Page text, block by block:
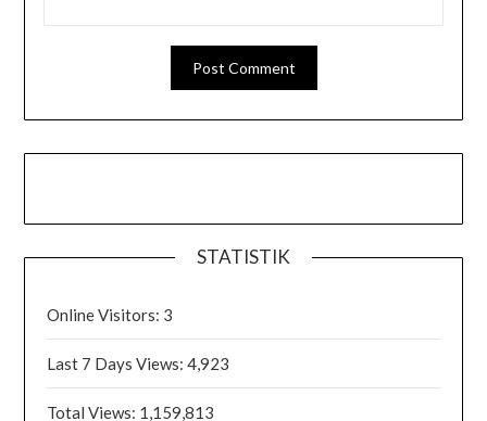
STATISTIK
Online Visitors: 3
Last 7 Days Views:4,923
Total Views: 1,159,813